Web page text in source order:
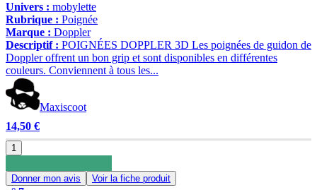
Univers : mobylette
Rubrique : Poignée
Marque : Doppler
Descriptif : POIGNÉES DOPPLER 3D Les poignées de guidon de
Doppler offrent un bon grip et sont disponibles en différentes
couleurs. Conviennent à tous les...
Maxiscoot
14,50 €
1
Donner mon avis Voir la fiche produit